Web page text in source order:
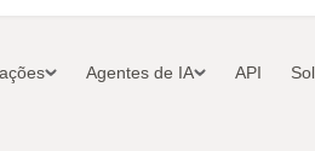
Agentes de IA API